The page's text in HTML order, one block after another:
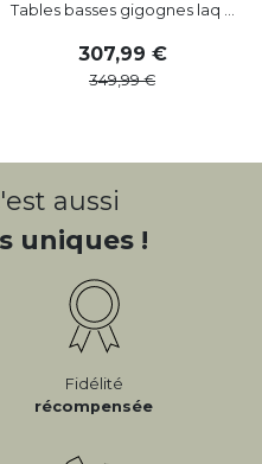
Tables basses gigognes laq ...
307,99
349,99
aussi
uniques !
Fidélité
récompensée